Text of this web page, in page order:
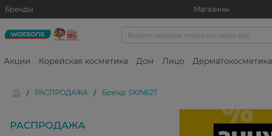
Бренды Магазины
Акции Корейская косметика Дом Лицо Дерматокосметика
/ РАСПРОДАЖА / Бренд: SKIN627
РАСПРОДАЖА